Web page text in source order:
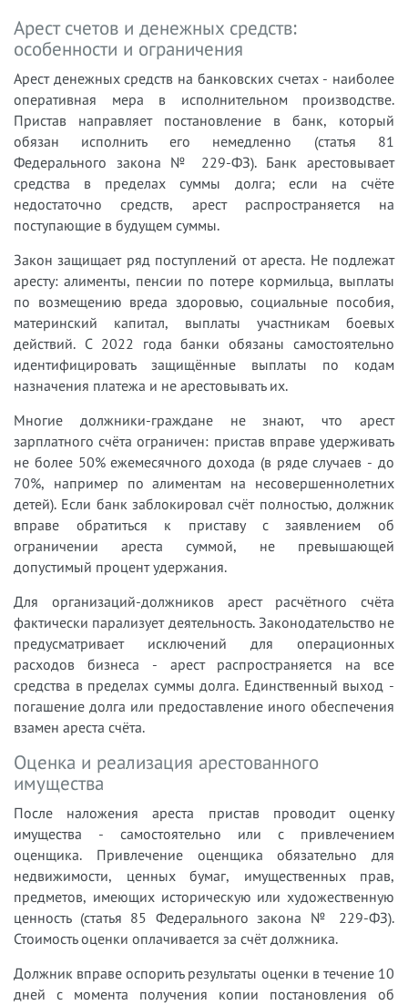
Арест счетов и денежных средств:
особенности и ограничения
Арест денежных средств на банковских счетах - наиболее
оперативная мера в исполнительном производстве.
Пристав направляет постановление в банк, который
обязан исполнить его немедленно (статья 81
Федерального закона № 229-ФЗ). Банк арестовывает
средства в пределах суммы долга; если на счёте
недостаточно средств, арест распространяется на
поступающие в будущем суммы.
Закон защищает ряд поступлений от ареста. Не подлежат
аресту: алименты, пенсии по потере кормильца, выплаты
по возмещению вреда здоровью, социальные пособия,
материнский капитал, выплаты участникам боевых
действий. С 2022 года банки обязаны самостоятельно
идентифицировать защищённые выплаты по кодам
назначения платежа и не арестовывать их.
Многие должники-граждане не знают, что арест
зарплатного счёта ограничен: пристав вправе удерживать
не более 50% ежемесячного дохода (в ряде случаев - до
70%, например по алиментам на несовершеннолетних
детей). Если банк заблокировал счёт полностью, должник
вправе обратиться к приставу с заявлением об
ограничении ареста суммой, не превышающей
допустимый процент удержания.
Для организаций-должников арест расчётного счёта
фактически парализует деятельность. Законодательство не
предусматривает исключений для операционных
расходов бизнеса - арест распространяется на все
средства в пределах суммы долга. Единственный выход -
погашение долга или предоставление иного обеспечения
взамен ареста счёта.
Оценка и реализация арестованного
имущества
После наложения ареста пристав проводит оценку
имущества - самостоятельно или с привлечением
оценщика. Привлечение оценщика обязательно для
недвижимости, ценных бумаг, имущественных прав,
предметов, имеющих историческую или художественную
ценность (статья 85 Федерального закона № 229-ФЗ).
Стоимость оценки оплачивается за счёт должника.
Должник вправе оспорить результаты оценки в течение 10
дней с момента получения копии постановления об